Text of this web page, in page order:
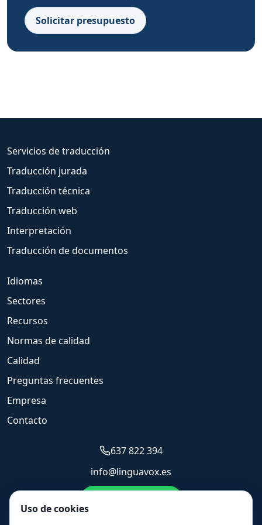
Solicitar presupuesto
Servicios de traducción
Traducción jurada
Traducción técnica
Traducción web
Interpretación
Traducción de documentos
Idiomas
Sectores
Recursos
Normas de calidad
Calidad
Preguntas frecuentes
Empresa
Contacto
637 822 394
info@linguavox.es
Uso de cookies